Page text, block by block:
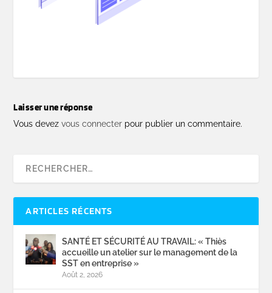
Laisser une réponse
Vous devezvous connecter pour publier un commentaire.
ARTICLES RÉCENTS
SANTÉ ET SÉCURITÉ AU TRAVAIL: « Thiès
accueille un atelier sur le management de la
SST en entreprise »
Août 2, 2026